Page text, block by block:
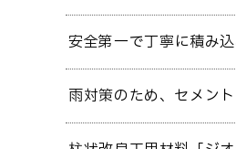
安全第一で丁寧に積み
雨対策のため、セメン